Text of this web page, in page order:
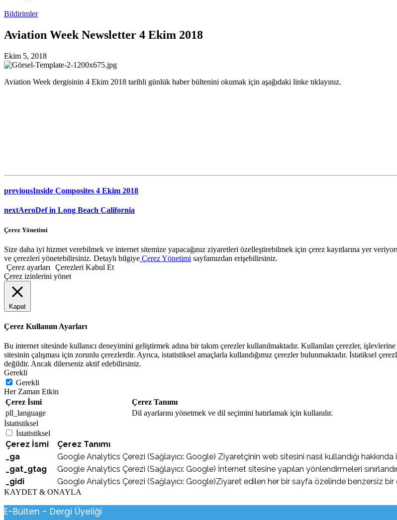
Bildirimler
Aviation Week Newsletter 4 Ekim 2018
Ekim 5, 2018
Aviation Week dergisinin 4 Ekim 2018 tarihli günlük haber bültenini okumak için aşağıdaki linke tıklayınız.
previousInside Composites 4 Ekim 2018
nextAeroDef in Long Beach California
Çerez Yönetimi
Size daha iyi hizmet verebilmek ve internet sitemize yapacağınız ziyaretleri özelleştirebilmek için çerez kayıtlarına yer
ve çerezleri yönetebilirsiniz. Detaylı bilgiye Çerez Yönetimi sayfamızdan erişebilirsiniz.
Çerez ayarları
Çerezleri Kabul Et
Çerez izinlerini yönet
Kapat
Çerez Kullanım Ayarları
Bu internet sitesinde kullanıcı deneyimini geliştirmek adına bir takım çerezler kullanılmaktadır. Kullanılan çerezler,
sitesinin çalışması için zorunlu çerezlerdir. Ayrıca, istatistiksel amaçlarla kullandığımız çerezler bulunmaktadır. İstatiksel
değildir. Ancak dilerseniz aktif edebilirsiniz.
Gerekli
Gerekli
Her Zaman Etkin
Çerez İsmi
Çerez Tanımı
pll_language
Dil ayarlarını yönetmek ve dil seçimini hatırlamak için kullanılır.
İstatistiksel
İstatistiksel
Çerez İsmi
Çerez Tanımı
_ga
Google Analytics Çerezi (Sağlayıcı: Google) Ziyaretçinin web sitesini nasıl kullandığı
_gat_gtag
Google Analytics Çerezi (Sağlayıcı: Google) İnternet sitesine yapılan yönlendirmeleri
_gidi
Google Analytics Çerezi (Sağlayıcı: Google)Ziyaret edilen her bir sayfa özelinde benzersiz bir
KAYDET & ONAYLA
E-Bülten - Dergi Üyeliği